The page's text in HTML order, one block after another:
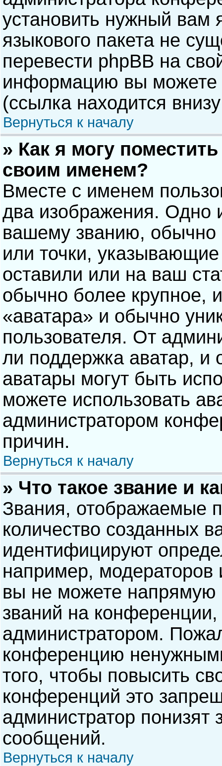
установить нужный вам
языкового пакета не
перевести phpBB на
информацию вы можете
(ссылка находится
Вернуться к началу
» Как я могу
своим именем?
Вместе с именем
два изображения. Одно
вашему званию, обычно
или точки,
оставили или на ваш
обычно более крупное,
«аватара» и обычно
пользователя. От
ли поддержка аватар, и
аватары могут быть
можете использовать
администратором
причин.
Вернуться к началу
» Что такое звание и
Звания, отображаемые
количество созданных
идентифицируют
например,
вы не можете напрямую
званий на
администратором.
конференцию
того, чтобы повысить
конференций это
администратор понизят
сообщений.
Вернуться к началу